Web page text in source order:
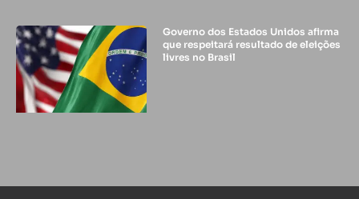
Governo dos Estados Unidos afirma
que respeitará resultado de eleições
livres no Brasil